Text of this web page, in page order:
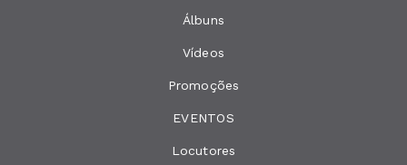
Álbuns
Vídeos
Promoções
EVENTOS
Locutores